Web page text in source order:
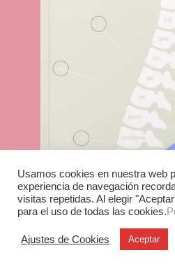
Usamos cookies en nuestra web
experiencia de navegación
visitas repetidas. Al elegir
para el uso de todas las cookies.
Ajustes de Cookies Aceptar